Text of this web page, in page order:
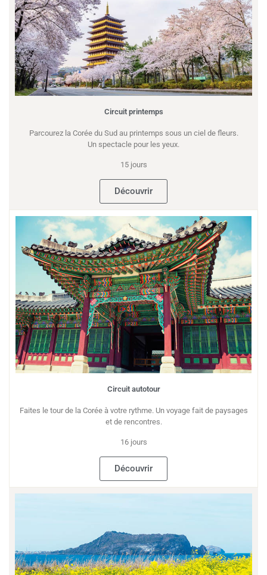
Circuit printemps
Parcourez la Corée du Sud au printemps sous un ciel de fleurs.
Un spectacle pour les yeux.
15 jours
Découvrir
Circuit autotour
Faites le tour de la Corée à votre rythme. Un voyage fait de paysages
et de rencontres.
16 jours
Découvrir